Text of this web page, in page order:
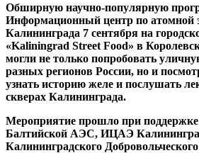
Обширную научно-популярную
Информационный центр по
Калининграда 7 сентября на
«Kaliningrad Street Food» в
могли не только попробовать
разных регионов России, но и
узнать историю желе и послушать
скверах Калининграда.
Мероприятие прошло при
Балтийской АЭС, ИЦАЭ
Калининградского